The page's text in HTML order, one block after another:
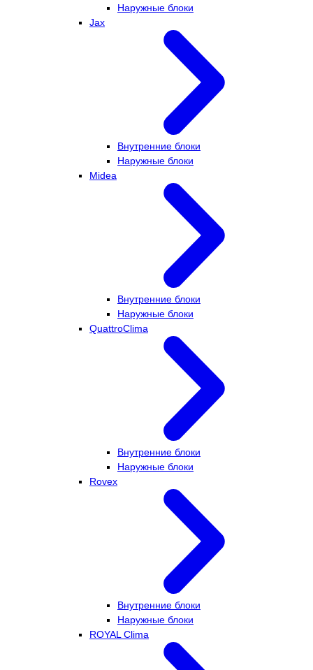
Наружные блоки
Jax
Внутренние блоки
Наружные блоки
Midea
Внутренние блоки
Наружные блоки
QuattroClima
Внутренние блоки
Наружные блоки
Rovex
Внутренние блоки
Наружные блоки
ROYAL Clima